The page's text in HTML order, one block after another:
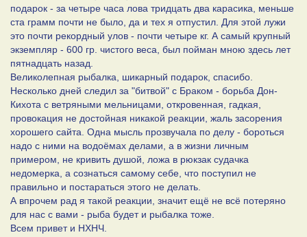
подарок - за четыре часа лова тридцать два карасика, меньше
ста грамм почти не было, да и тех я отпустил. Для этой лужи
это почти рекордный улов - почти четыре кг. А самый крупный
экземпляр - 600 гр. чистого веса, был пойман мною здесь лет
пятнадцать назад.
Великолепная рыбалка, шикарный подарок, спасибо.
Несколько дней следил за "битвой" с Браком - борьба Дон-
Кихота с ветряными мельницами, откровенная, гадкая,
провокация не достойная никакой реакции, жаль засорения
хорошего сайта. Одна мысль прозвучала по делу - бороться
надо с ними на водоёмах делами, а в жизни личным
примером, не кривить душой, ложа в рюкзак судачка
недомерка, а сознаться самому себе, что поступил не
правильно и постараться этого не делать.
А впрочем рад я такой реакции, значит ещё не всё потеряно
для нас с вами - рыба будет и рыбалка тоже.
Всем привет и НХНЧ.